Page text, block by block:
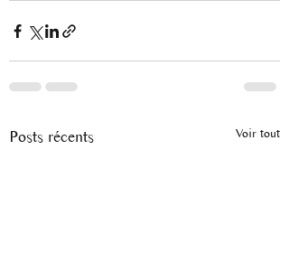
Posts récents Voir tout